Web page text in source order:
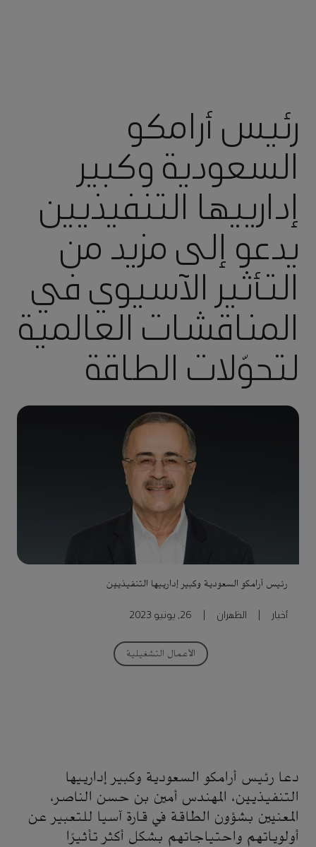
رئيس أرامكو
السعودية وكبير
إدارييها التنفيذيين
يدعو إلى مزيد من
التأثير الآسيوي في
المناقشات العالمية
لتحوّلات الطاقة
رئيس أرامكو السعودية وكبير إدارييها التنفيذيين
أخبار الظهران 26, يونيو 2023
الأعمال التشغيلية
دعا رئيس أرامكو السعودية وكبير إدارييها
التنفيذيين، المهندس أمين بن حسن الناصر،
المعنيين بشؤون الطاقة في قارة آسيا للتعبير عن
أولوياتهم واحتياجاتهم بشكل أكثر تأثيرًا